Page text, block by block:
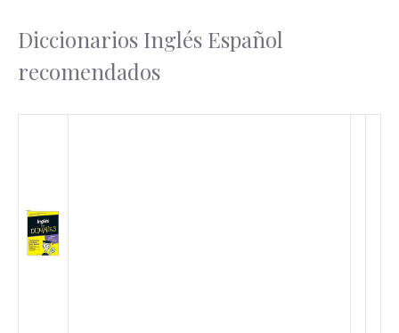
Diccionarios Inglés Español
recomendados